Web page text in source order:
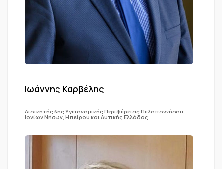
Ιωάννης Καρβέλης
Διοικητής 6ης Υγειονομικής Περιφέρειας Πελοποννήσου,
Ιονίων Νήσων, Ηπείρου και Δυτικής Ελλάδας